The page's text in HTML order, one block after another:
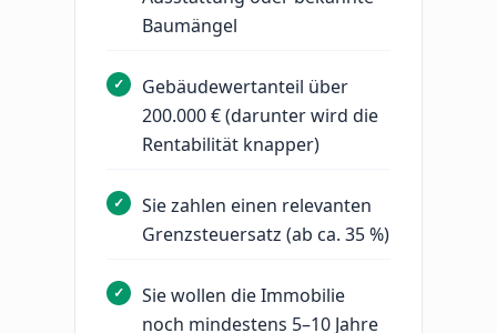
Baumängel
Gebäudewertanteil über
200.000 € (darunter wird die
Rentabilität knapper)
Sie zahlen einen relevanten
Grenzsteuersatz (ab ca. 35 %)
Sie wollen die Immobilie
noch mindestens 5–10 Jahre